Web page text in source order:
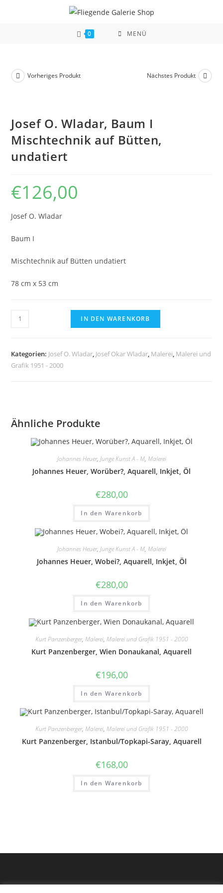
0 MENÜ
Vorheriges Produkt Nächstes Produkt
Josef O. Wladar, Baum I
Mischtechnik auf Bütten,
undatiert
€126,00
Josef O. Wladar
Baum I
Mischtechnik auf Bütten undatiert
78 cm x 53 cm
Josef
O.
Baum
I
Menge
IN DEN WARENKORB
Kategorien: Josef O. Wladar, Josef Okar Wladar, Malerei, Malerei und
Grafik 1951 - 2000
Ähnliche Produkte
Johannes Heuer, Junge Kunst A - M, Malerei
Johannes Heuer, Worüber?, Aquarell, Inkjet, Öl
€280,00
In den Warenkorb
Johannes Heuer, Junge Kunst A - M, Malerei
Johannes Heuer, Wobei?, Aquarell, Inkjet, Öl
€280,00
In den Warenkorb
Kurt Panzenberger, Malerei, Malerei und Grafik 1951 - 2000
Kurt Panzenberger, Wien Donaukanal, Aquarell
€196,00
In den Warenkorb
Kurt Panzenberger, Malerei, Malerei und Grafik 1951 - 2000
Kurt Panzenberger, Istanbul/Topkapi-Saray, Aquarell
€168,00
In den Warenkorb